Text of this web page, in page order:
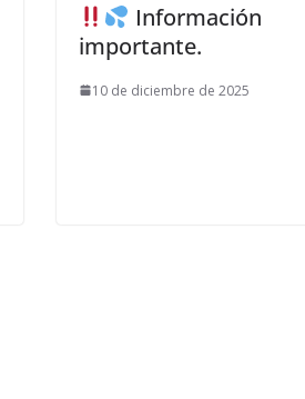
Información
importante.
10 de diciembre de 2025